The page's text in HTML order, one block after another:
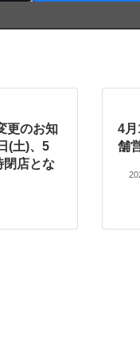
更のお知
(土)、5
閉店とな
4
舗